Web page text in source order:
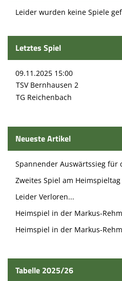
Leider wurden keine Spiele
Letztes Spiel
09.11.2025 15:00
TSV Bernhausen 2
TG Reichenbach
Neueste Artikel
Spannender Auswärtssieg für
Zweites Spiel am
Leider Verloren...
Heimspiel in der Markus-
Heimspiel in der Markus-
Tabelle 2025/26